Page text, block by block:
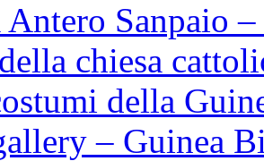
Antero Sanpaio
chiesa
della
– Guinea